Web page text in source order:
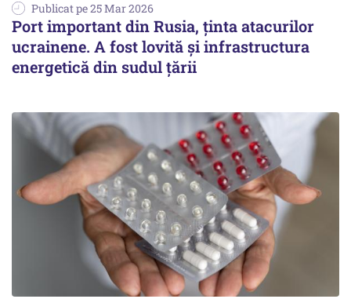
Publicat pe 25 Mar 2026
Port important din Rusia, ținta atacurilor
ucrainene. A fost lovită și infrastructura
energetică din sudul țării